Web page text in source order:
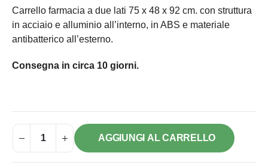
Carrello farmacia a due lati 75 x 48 x 92 cm. con struttura
in acciaio e alluminio all’interno, in ABS e materiale
antibatterico all’esterno.
Consegna in circa 10 giorni.
AGGIUNGI AL CARRELLO